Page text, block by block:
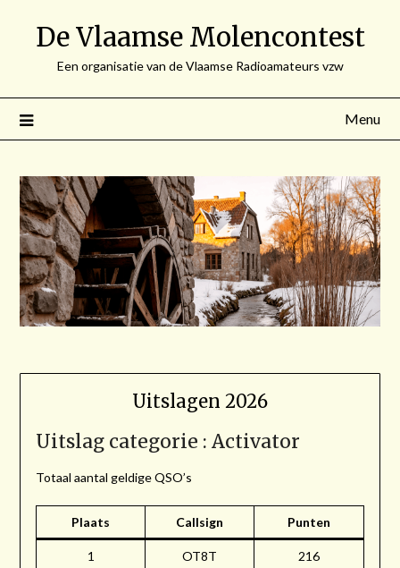
De Vlaamse Molencontest
Een organisatie van de Vlaamse Radioamateurs vzw
Menu
Uitslagen 2026
Uitslag categorie : Activator
Totaal aantal geldige QSO’s
Plaats Callsign Punten
1 OT8T 216